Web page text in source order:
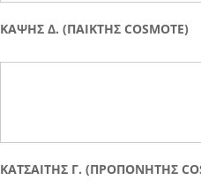
ΚΑΨΗΣ Δ. (ΠΑΙΚΤΗΣ COSMOTE)
ΚΑΤΣΑΙΤΗΣ Γ. (ΠΡΟΠΟΝΗΤΗΣ